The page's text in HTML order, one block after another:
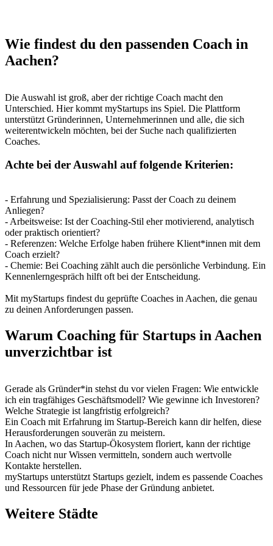
Wie findest du den passenden Coach in
Aachen?
Die Auswahl ist groß, aber der richtige Coach macht den
Unterschied. Hier kommt myStartups ins Spiel. Die Plattform
unterstützt Gründerinnen, Unternehmerinnen und alle, die sich
weiterentwickeln möchten, bei der Suche nach qualifizierten
Coaches.
Achte bei der Auswahl auf folgende Kriterien:
- Erfahrung und Spezialisierung: Passt der Coach zu deinem
Anliegen?
- Arbeitsweise: Ist der Coaching-Stil eher motivierend, analytisch
oder praktisch orientiert?
- Referenzen: Welche Erfolge haben frühere Klient*innen mit dem
Coach erzielt?
- Chemie: Bei Coaching zählt auch die persönliche Verbindung. Ein
Kennenlerngespräch hilft oft bei der Entscheidung.
Mit myStartups findest du geprüfte Coaches in Aachen, die genau
zu deinen Anforderungen passen.
Warum Coaching für Startups in Aachen
unverzichtbar ist
Gerade als Gründer*in stehst du vor vielen Fragen: Wie entwickle
ich ein tragfähiges Geschäftsmodell? Wie gewinne ich Investoren?
Welche Strategie ist langfristig erfolgreich?
Ein Coach mit Erfahrung im Startup-Bereich kann dir helfen, diese
Herausforderungen souverän zu meistern.
In Aachen, wo das Startup-Ökosystem floriert, kann der richtige
Coach nicht nur Wissen vermitteln, sondern auch wertvolle
Kontakte herstellen.
myStartups unterstützt Startups gezielt, indem es passende Coaches
und Ressourcen für jede Phase der Gründung anbietet.
Weitere Städte